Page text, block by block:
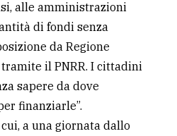
alle amministrazioni
di fondi senza
da Regione
il PNRR. I cittadini
sapere da dove
finanziarle”.
cui, a una giornata dallo